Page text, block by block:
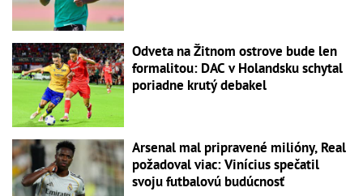
Odveta na Žitnom ostrove bude len
formalitou: DAC v Holandsku schytal
poriadne krutý debakel
Arsenal mal pripravené milióny, Real
požadoval viac: Vinícius spečatil
svoju futbalovú budúcnosť